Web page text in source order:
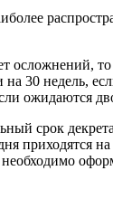
осложнений, то
30 недель,
ожидаются
срок декрета
приходятся